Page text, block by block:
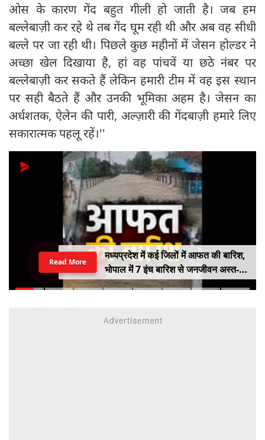
ओस के कारण गेंद बहुत गीली हो जाती है। जब हम
बल्लेबाज़ी कर रहे थे तब गेंद घूम रही थी और अब वह सीधी
बल्ले पर जा रही थी। पिछले कुछ महीनों में जेसन होल्डर ने
अच्छा खेल दिखाया है, हां वह पांचवें या छठे नंबर पर
बल्लेबाज़ी कर सकते हैं लेकिन हमारी टीम में वह इस स्थान
पर सही बैठते हैं और उनकी भूमिका अहम है। जेसन का
अर्धशतक, ऐलेन की पारी, अल्ज़ारी की गेंदबाज़ी हमारे लिए
सकारात्मक पहलू रहें।''
मध्यप्रदेश में कई जिलों में आफत की बारिश,
भोपाल में 7 इंच बारिश से जनजीवन अस्त-
व्यस्त, कई जिलों में नदी-नाले उफान पर,
Read More